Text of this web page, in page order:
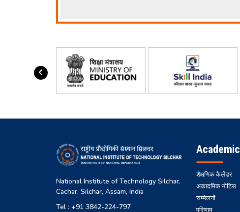
National Institute of Technology Silchar,
Cachar, Silchar, Assam, India
Tel : +91 3842-224-797
Academic
शैक्षणिक कैलेंडर
अकादमिक नोटिस
सम्मेलनों
परिणाम